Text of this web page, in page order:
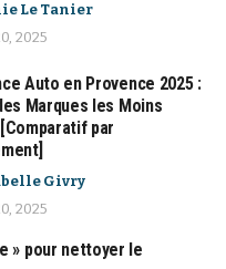
Le Tanier
2025
Auto en Provence 2025 :
Marques les Moins
par
Givry
2025
» pour nettoyer le